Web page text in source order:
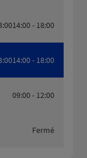
14:00 - 18:00
14:00 - 18:00
09:00 - 12:00
Fermé